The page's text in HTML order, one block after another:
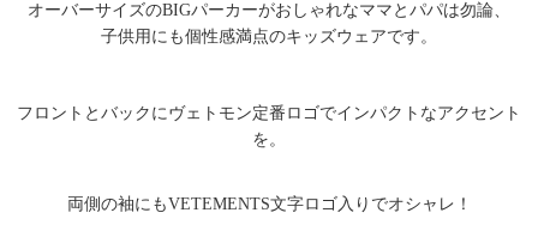
オーバーサイズのBIGパーカーがおしゃれなママとパパは勿論、
子供用にも個性感満点のキッズウェアです。
フロントとバックにヴェトモン定番ロゴでインパクトなアクセント
を。
両側の袖にもVETEMENTS文字ロゴ入りでオシャレ！